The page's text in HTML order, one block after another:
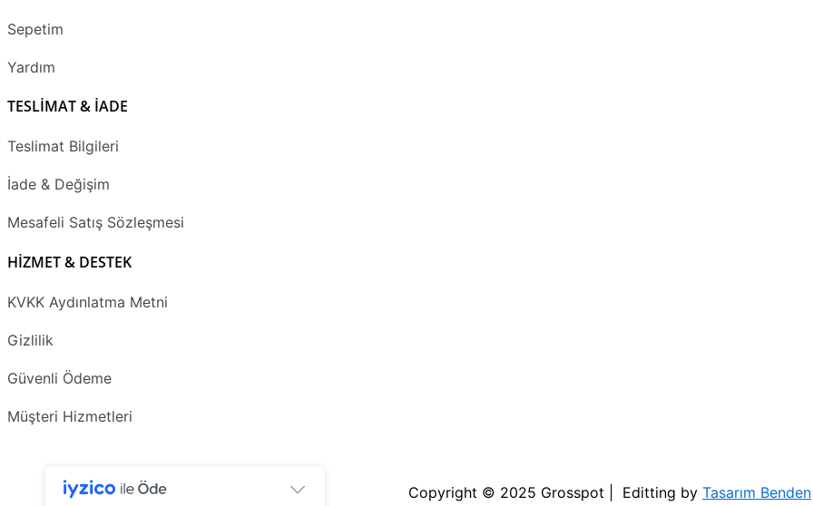
Sepetim
Yardım
TESLİMAT & İADE
Teslimat Bilgileri
İade & Değişim
Mesafeli Satış Sözleşmesi
HİZMET & DESTEK
KVKK Aydınlatma Metni
Gizlilik
Güvenli Ödeme
Müşteri Hizmetleri
Copyright © 2025 Grosspot | Editting by Tasarım Benden